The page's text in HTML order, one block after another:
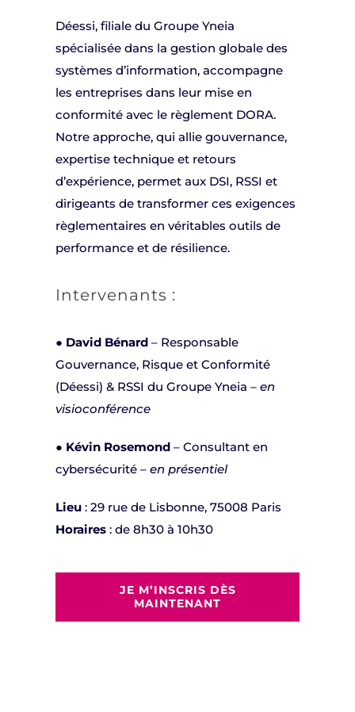
Déessi, filiale du Groupe Yneia
spécialisée dans la gestion globale des
systèmes d’information, accompagne
les entreprises dans leur mise en
conformité avec le règlement DORA.
Notre approche, qui allie gouvernance,
expertise technique et retours
d’expérience, permet aux DSI, RSSI et
dirigeants de transformer ces exigences
règlementaires en véritables outils de
performance et de résilience.
Intervenants :
● David Bénard– Responsable
Gouvernance, Risque et Conformité
(Déessi) & RSSI du Groupe Yneia – en
visioconférence
● Kévin Rosemond– Consultant en
cybersécurité – en présentiel
Lieu: 29 rue de Lisbonne, 75008 Paris
Horaires: de 8h30 à 10h30
JE M’INSCRIS DÈS
MAINTENANT